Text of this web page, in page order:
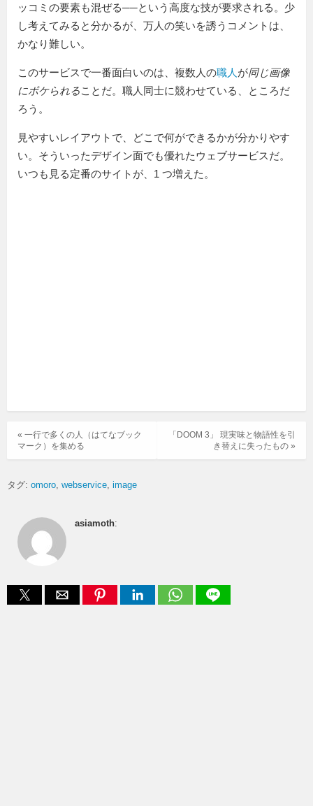
ッコミの要素も混ぜる──という高度な技が要求される。少
し考えてみると分かるが、万人の笑いを誘うコメントは、
かなり難しい。
このサービスで一番面白いのは、複数人の職人 が同じ画像
にボケられることだ。職人同士に競わせている、ところだ
ろう。
見やすいレイアウトで、どこで何ができるかが分かりやす
い。そういったデザイン面でも優れたウェブサービスだ。
いつも見る定番のサイトが、1 つ増えた。
「DOOM 3」 現実味と物語性を引
き替えに失ったもの »
« 一行で多くの人（はてなブック
マーク）を集める
タグ: omoro webservice image
asiamoth: